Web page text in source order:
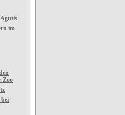
Agutis
im
Zoo
bei